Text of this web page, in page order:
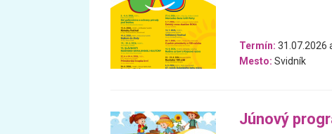
Termín: 31.07.2026
Mesto: Svidník
Júnový